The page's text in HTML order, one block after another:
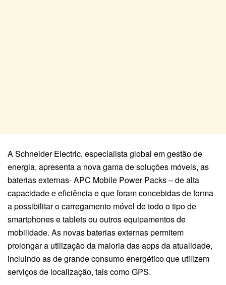
A Schneider Electric, especialista global em gestão de
energia, apresenta a nova gama de soluções móveis, as
baterias externas- APC Mobile Power Packs – de alta
capacidade e eficiência e que foram concebidas de forma
a possibilitar o carregamento móvel de todo o tipo de
smartphones e tablets ou outros equipamentos de
mobilidade. As novas baterias externas permitem
prolongar a utilização da maioria das apps da atualidade,
incluindo as de grande consumo energético que utilizem
serviços de localização, tais como GPS.